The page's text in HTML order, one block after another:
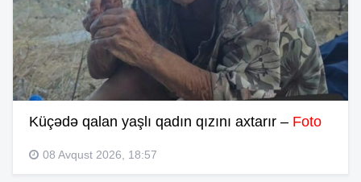
Küçədə qalan yaşlı qadın qızını axtarır – Foto
08 Avqust 2026, 18:57